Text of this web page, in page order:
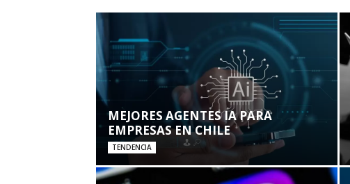
MEJORES AGENTES IA PARA
EMPRESAS EN CHILE
TENDENCIA